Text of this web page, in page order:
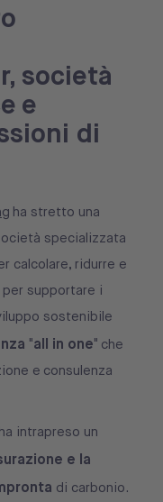
società
e
di
ha stretto una
specializzata
calcolare, ridurre e
supportare i
sostenibile
"all in one" che
e consulenza
intrapreso un
e la
di carbonio.